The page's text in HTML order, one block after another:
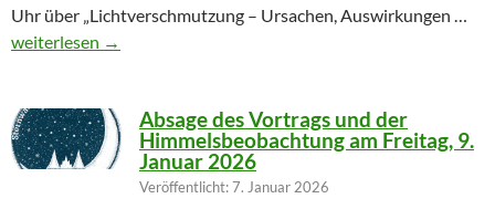
Uhr über „Lichtverschmutzung – Ursachen, Auswirkungen …
Geändertes Vortragsthema 06.03.2026
weiterlesen →
Absage des Vortrags und der
Himmelsbeobachtung am Freitag, 9.
Januar 2026
Veröffentlicht: 7. Januar 2026